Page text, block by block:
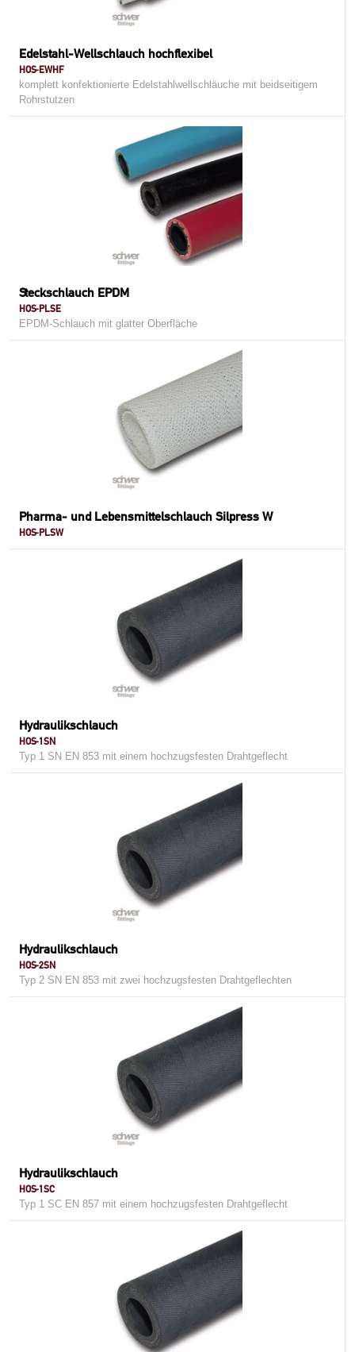
Edelstahl-Wellschlauch hochflexibel
HOS-EWHF
komplett konfektionierte Edelstahlwellschläuche mit beidseitigem
Rohrstutzen
Steckschlauch EPDM
HOS-PLSE
EPDM-Schlauch mit glatter Oberfläche
Pharma- und Lebensmittelschlauch Silpress W
HOS-PLSW
Hydraulikschlauch
HOS-1SN
Typ 1 SN EN 853 mit einem hochzugsfesten Drahtgeflecht
Hydraulikschlauch
HOS-2SN
Typ 2 SN EN 853 mit zwei hochzugsfesten Drahtgeflechten
Hydraulikschlauch
HOS-1SC
Typ 1 SC EN 857 mit einem hochzugsfesten Drahtgeflecht